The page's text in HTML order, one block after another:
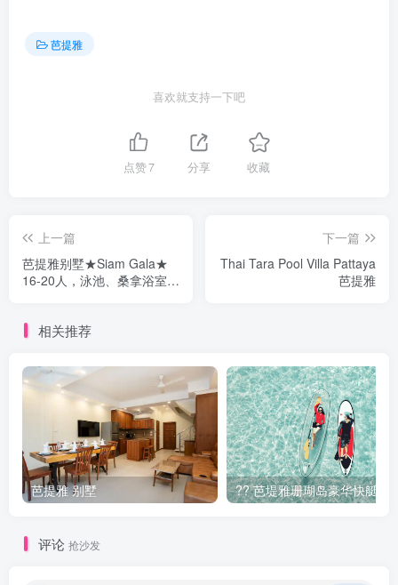
芭提雅
喜欢就支持一下吧
点赞7 分享 收藏
上一篇
芭提雅别墅★Siam Gala★
16-20人，泳池、桑拿浴室、
下一篇
Thai Tara Pool Villa Pattaya
芭提雅
相关推荐
芭提雅 别墅
评论 抢沙发